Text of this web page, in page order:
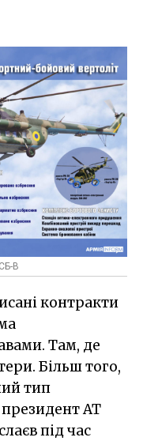
В
контракти
Там, де
Більш того,
тип
президент АТ
під час